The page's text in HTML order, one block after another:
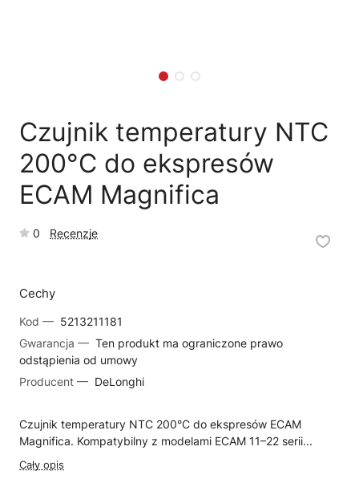
Czujnik temperatury NTC
200°C do ekspresów
ECAM Magnifica
0 Recenzje
Cechy
Kod — 5213211181
Gwarancja — Ten produkt ma ograniczone prawo
odstąpienia od umowy
Producent — DeLonghi
Czujnik temperatury NTC 200°C do ekspresów ECAM
Magnifica. Kompatybilny z modelami ECAM 11–22 serii...
Cały opis